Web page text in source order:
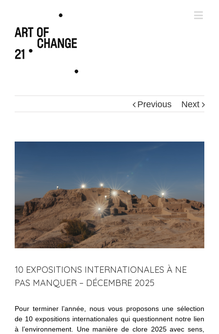
Previous Next
10 EXPOSITIONS INTERNATIONALES À NE
PAS MANQUER – DÉCEMBRE 2025
Pour terminer l’année, nous vous proposons une sélection
de 10 expositions internationales qui questionnent notre lien
à l’environnement. Une manière de clore 2025 avec sens,